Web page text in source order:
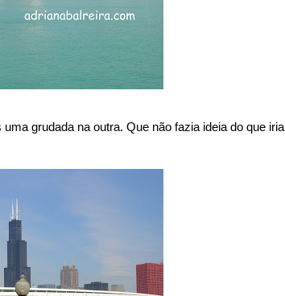
grudada na outra. Que não fazia ideia do que iria